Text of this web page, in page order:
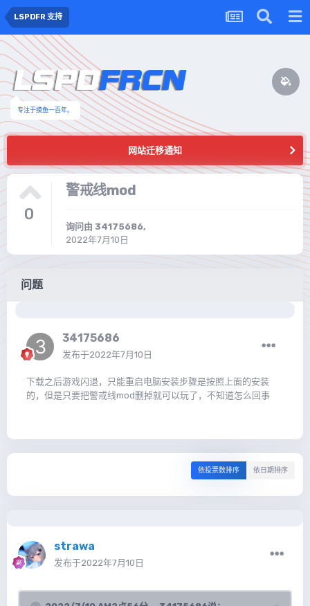
LSPDFR 支持
专注于摸鱼一百年。
网站迁移通知
0
警戒线mod
询问由 34175686,
2022年7月10日
问题
34175686
发布于2022年7月10日
下载之后游戏闪退，只能重启电脑安装步骤是按照上面的安装
的，但是只要把警戒线mod删掉就可以玩了，不知道怎么回事
依投票数排序 依日期排序
strawa
发布于2022年7月10日